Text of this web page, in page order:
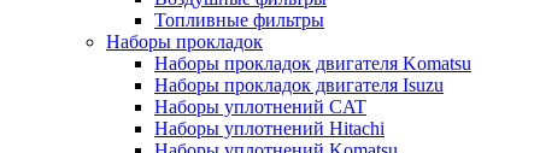
Топливные фильтры
Наборы прокладок
Наборы прокладок двигателя Komatsu
Наборы прокладок двигателя Isuzu
Наборы уплотнений CAT
Наборы уплотнений Hitachi